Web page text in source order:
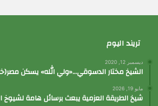
تريند اليوم
ديسمبر 12, 2020
الشيخ مختار الدسوقي…«ولي الله» يسكن
مايو 19, 2026
شيخ الطريقة العزمية يبعث برسائل هامة لشيوخ